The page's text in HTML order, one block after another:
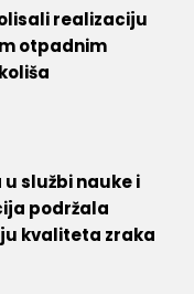
realizaciju
otpadnim
službi nauke i
podržala
kvaliteta zraka